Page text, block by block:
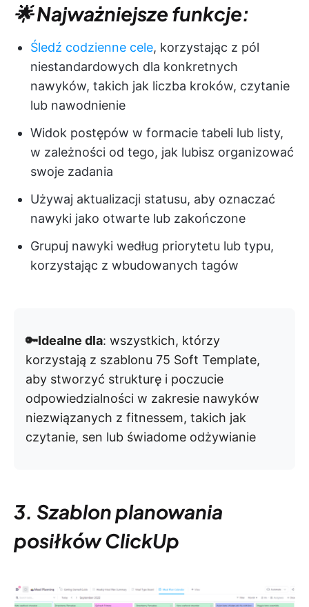
🌟 Najważniejsze funkcje:
Śledź codzienne cele, korzystając z pól
niestandardowych dla konkretnych
nawyków, takich jak liczba kroków, czytanie
lub nawodnienie
Widok postępów w formacie tabeli lub listy,
w zależności od tego, jak lubisz organizować
swoje zadania
Używaj aktualizacji statusu, aby oznaczać
nawyki jako otwarte lub zakończone
Grupuj nawyki według priorytetu lub typu,
korzystając z wbudowanych tagów
🔑Idealne dla: wszystkich, którzy
korzystają z szablonu 75 Soft Template,
aby stworzyć strukturę i poczucie
odpowiedzialności w zakresie nawyków
niezwiązanych z fitnessem, takich jak
czytanie, sen lub świadome odżywianie
3. Szablon planowania
posiłków ClickUp